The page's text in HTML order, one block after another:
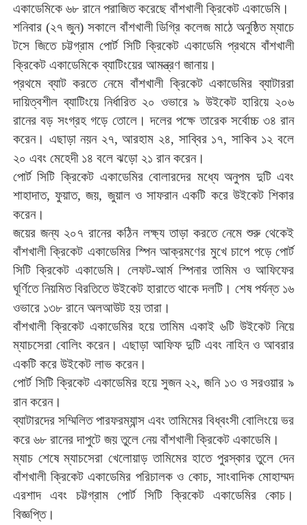
একাডেমিকে ৬৮ রানে পরাজিত করেছে বাঁশখালী ক্রিকেট একাডেমি।
শনিবার(২৭ জুন)সকালে বাঁশখালী ডিগ্রি কলেজ মাঠে অনুষ্ঠিত ম্যাচে
টসে জিতে চট্টগ্রাম পোর্ট সিটি ক্রিকেট একাডেমি প্রথমে বাঁশখালী
ক্রিকেট একাডেমিকে ব্যাটিংয়ের আমন্ত্রণ জানায়।
প্রথমে ব্যাট করতে নেমে বাঁশখালী ক্রিকেট একাডেমির ব্যাটাররা
দায়িত্বশীল ব্যাটিংয়ে নির্ধারিত ২০ ওভারে ৯ উইকেট হারিয়ে ২০৬
রানের বড় সংগ্রহ গড়ে তোলে। দলের পক্ষে তারেক সর্বোচ্চ ৩৪ রান
করেন। এছাড়া নয়ন ২৭,আরহাম ২৪, সাব্বির ১৭, সাকিব ১২ বলে
২০ এবং মেহেদী ১৪ বলে ঝড়ো ২১ রান করেন।
পোর্ট সিটি ক্রিকেট একাডেমির বোলারদের মধ্যে অনুপম দুটি এবং
শাহাদাত,ফুয়াত,জয়, জুয়াল ও সাফরান একটি করে উইকেট শিকার
করেন।
জয়ের জন্য ২০৭ রানের কঠিন লক্ষ্য তাড়া করতে নেমে শুরু থেকেই
বাঁশখালী ক্রিকেট একাডেমির স্পিন আক্রমণের মুখে চাপে পড়ে পোর্ট
সিটি ক্রিকেট একাডেমি। লেফট-আর্ম স্পিনার তামিম ও আফিফের
ঘূর্ণিতে নিয়মিত বিরতিতে উইকেট হারাতে থাকে দলটি। শেষ পর্যন্ত ১৬
ওভারে ১৩৮ রানে অলআউট হয় তারা।
বাঁশখালী ক্রিকেট একাডেমির হয়ে তামিম একাই ৬টি উইকেট নিয়ে
ম্যাচসেরা বোলিং করেন। এছাড়া আফিফ দুটি এবং নাহিন ও আবরার
একটি করে উইকেট লাভ করেন।
পোর্ট সিটি ক্রিকেট একাডেমির হয়ে সুজন ২২,জনি ১৩ ও সরওয়ার ৯
রান করেন।
ব্যাটারদের সম্মিলিত পারফরম্যান্স এবং তামিমের বিধ্বংসী বোলিংয়ে ভর
করে ৬৮ রানের দাপুটে জয় তুলে নেয় বাঁশখালী ক্রিকেট একাডেমি।
ম্যাচ শেষে ম্যাচসেরা খেলোয়াড় তামিমের হাতে পুরস্কার তুলে দেন
বাঁশখালী ক্রিকেট একাডেমির পরিচালক ও কোচ, সাংবাদিক মোহাম্মদ
এরশাদ
এবং চট্টগ্রাম পোর্ট সিটি ক্রিকেট একাডেমির
কোচ।
বিজ্ঞপ্তি।